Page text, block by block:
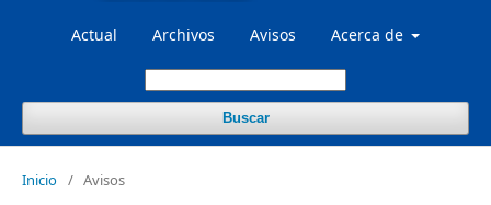
Actual Archivos Avisos Acerca de
Buscar
Inicio / Avisos